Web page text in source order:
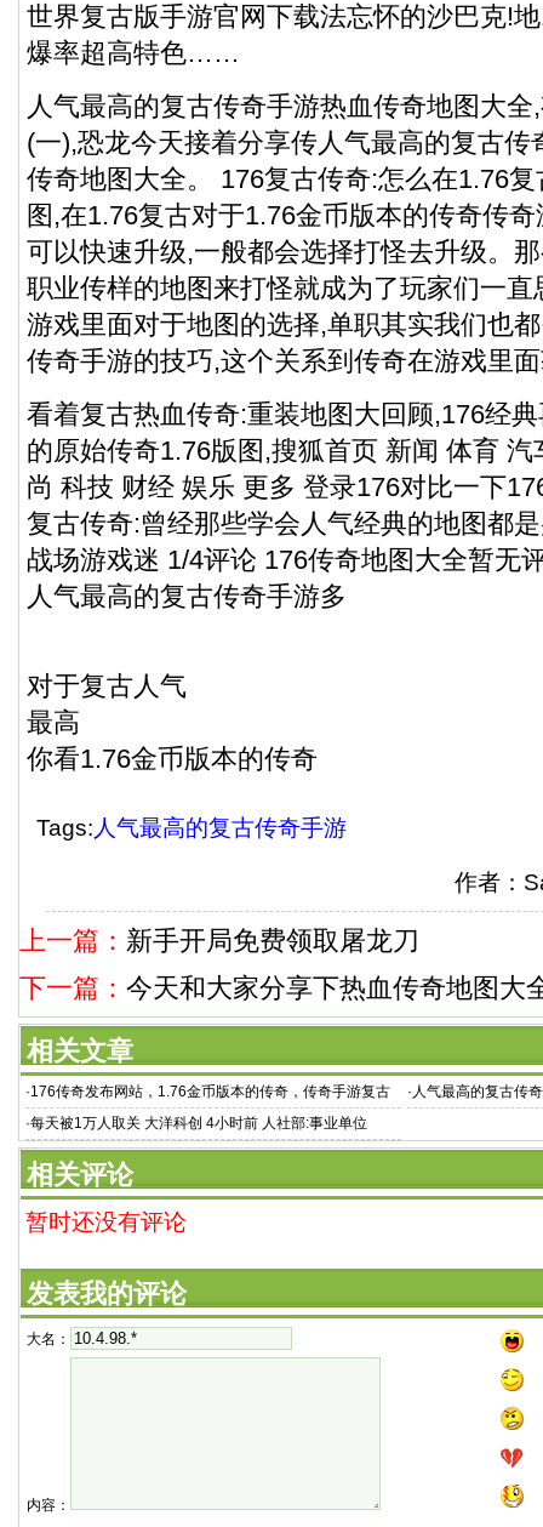
世界复古版手游官网下载法忘怀的沙巴克!
爆率超高特色……
人气最高的复古传奇手游热血传奇地图大
(一),恐龙今天接着分享传人气最高的复古传
传奇地图大全。 176复古传奇:怎么在1.76
图,在1.76复古对于1.76金币版本的传奇传
可以快速升级,一般都会选择打怪去升级。
职业传样的地图来打怪就成为了玩家们一
游戏里面对于地图的选择,单职其实我们也
传奇手游的技巧,这个关系到传奇在游戏里
看着复古热血传奇:重装地图大回顾,176经
的原始传奇1.76版图,搜狐首页 新闻 体育
尚 科技 财经 娱乐 更多 登录176对比一下
复古传奇:曾经那些学会人气经典的地图都
战场游戏迷 1/4评论 176传奇地图大全暂无
人气最高的复古传奇手游多
对于复古人气
最高
你看1.76金币版本的传奇
Tags: 人气最高的复古传奇手游
作者：
上一篇： 新手开局免费领取屠龙刀
下一篇： 今天和大家分享下热血传奇地图大
相关文章
·176传奇发布网站，1.76金币版本的传奇，传奇手游复古
版 复古
· 人气最高的复古传
·每天被1万人取关 大洋科创 4小时前 人社部:事业单位
相关评论
暂时还没有评论
发表我的评论
大名：
内容：